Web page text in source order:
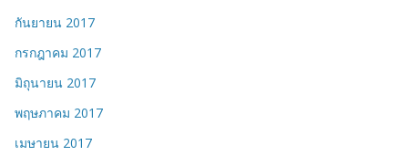
กันยายน 2017
กรกฎาคม 2017
มิถุนายน 2017
พฤษภาคม 2017
เมษายน 2017